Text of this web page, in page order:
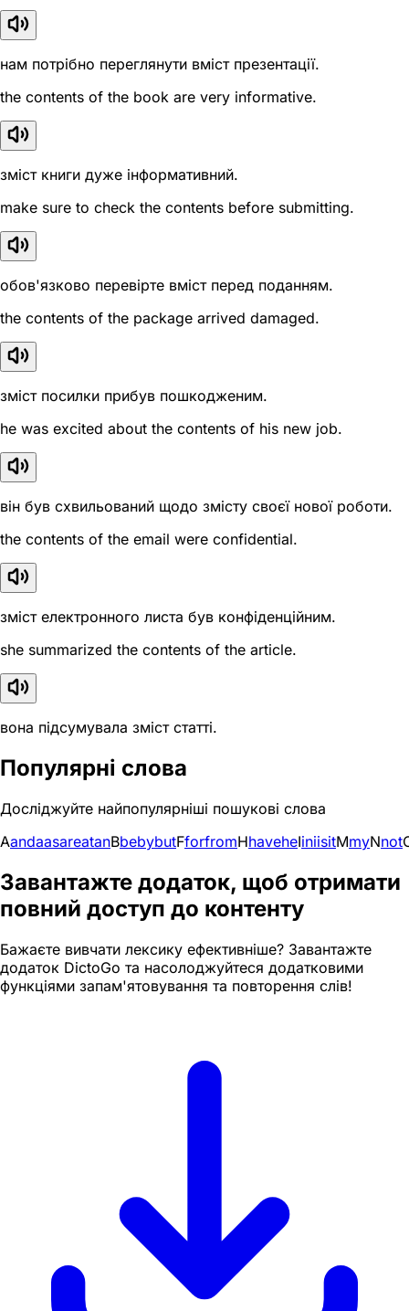
нам потрібно переглянути вміст презентації.
the contents of the book are very informative.
зміст книги дуже інформативний.
make sure to check the contents before submitting.
обов'язково перевірте вміст перед поданням.
the contents of the package arrived damaged.
зміст посилки прибув пошкодженим.
he was excited about the contents of his new job.
він був схвильований щодо змісту своєї нової роботи.
the contents of the email were confidential.
зміст електронного листа був конфіденційним.
she summarized the contents of the article.
вона підсумувала зміст статті.
Популярні слова
Досліджуйте найпопулярніші пошукові слова
AandaasareatanBbebybutFforfromHhaveheIiniisitMmyNnot
Завантажте додаток, щоб отримати
повний доступ до контенту
Бажаєте вивчати лексику ефективніше? Завантажте
додаток DictoGo та насолоджуйтеся додатковими
функціями запам'ятовування та повторення слів!